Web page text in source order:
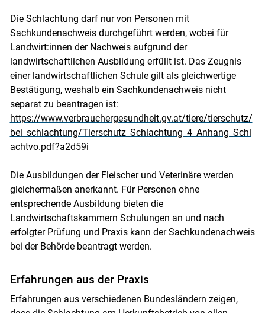
Die Schlachtung darf nur von Personen mit
Sachkundenachweis durchgeführt werden, wobei für
Landwirt:innen der Nachweis aufgrund der
landwirtschaftlichen Ausbildung erfüllt ist. Das Zeugnis
einer landwirtschaftlichen Schule gilt als gleichwertige
Bestätigung, weshalb ein Sachkundenachweis nicht
separat zu beantragen ist:
https://www.verbrauchergesundheit.gv.at/tiere/tierschutz/
bei_schlachtung/Tierschutz_Schlachtung_4_Anhang_Schl
achtvo.pdf?a2d59i
Die Ausbildungen der Fleischer und Veterinäre werden
gleichermaßen anerkannt. Für Personen ohne
entsprechende Ausbildung bieten die
Landwirtschaftskammern Schulungen an und nach
erfolgter Prüfung und Praxis kann der Sachkundenachweis
bei der Behörde beantragt werden.
Erfahrungen aus der Praxis
Erfahrungen aus verschiedenen Bundesländern zeigen,